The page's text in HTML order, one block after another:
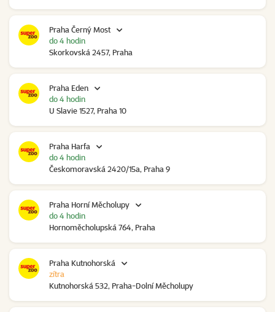
Praha Černý Most
Skorkovská 2457, Praha
do 4 hodin
Praha Eden
U Slavie 1527, Praha 10
do 4 hodin
Praha Harfa
Českomoravská 2420/15a, Praha 9
do 4 hodin
Praha Horní Měcholupy
Hornoměcholupská 764, Praha
do 4 hodin
Praha Kutnohorská
Kutnohorská 532, Praha-Dolní Měcholupy
zítra